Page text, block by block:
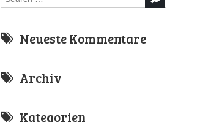
for:
Neueste Kommentare
Archiv
Kategorien